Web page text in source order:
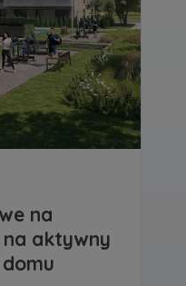
na
na aktywny